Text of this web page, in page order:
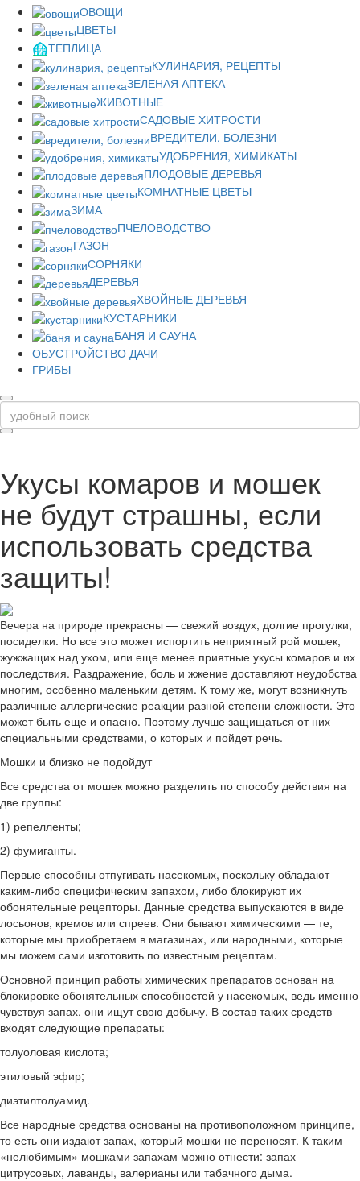
ОВОЩИ
ЦВЕТЫ
ТЕПЛИЦА
КУЛИНАРИЯ, РЕЦЕПТЫ
ЗЕЛЕНАЯ АПТЕКА
ЖИВОТНЫЕ
САДОВЫЕ ХИТРОСТИ
ВРЕДИТЕЛИ, БОЛЕЗНИ
УДОБРЕНИЯ, ХИМИКАТЫ
ПЛОДОВЫЕ ДЕРЕВЬЯ
КОМНАТНЫЕ ЦВЕТЫ
ЗИМА
ПЧЕЛОВОДСТВО
ГАЗОН
СОРНЯКИ
ДЕРЕВЬЯ
ХВОЙНЫЕ ДЕРЕВЬЯ
КУСТАРНИКИ
БАНЯ И САУНА
ОБУСТРОЙСТВО ДАЧИ
ГРИБЫ
Укусы комаров и мошек
не будут страшны, если
использовать средства
защиты!
Вечера на природе прекрасны — свежий воздух, долгие прогулки,
посиделки. Но все это может испортить неприятный рой мошек,
жужжащих над ухом, или еще менее приятные укусы комаров и их
последствия. Раздражение, боль и жжение доставляют неудобства
многим, особенно маленьким детям. К тому же, могут возникнуть
различные аллергические реакции разной степени сложности. Это
может быть еще и опасно. Поэтому лучше защищаться от них
специальными средствами, о которых и пойдет речь.
Мошки и близко не подойдут
Все средства от мошек можно разделить по способу действия на
две группы:
1) репелленты;
2) фумиганты.
Первые способны отпугивать насекомых, поскольку обладают
каким-либо специфическим запахом, либо блокируют их
обонятельные рецепторы. Данные средства выпускаются в виде
лосьонов, кремов или спреев. Они бывают химическими — те,
которые мы приобретаем в магазинах, или народными, которые
мы можем сами изготовить по известным рецептам.
Основной принцип работы химических препаратов основан на
блокировке обонятельных способностей у насекомых, ведь именно
чувствуя запах, они ищут свою добычу. В состав таких средств
входят следующие препараты:
толуоловая кислота;
этиловый эфир;
диэтилтолуамид.
Все народные средства основаны на противоположном принципе,
то есть они издают запах, который мошки не переносят. К таким
«нелюбимым» мошками запахам можно отнести: запах
цитрусовых, лаванды, валерианы или табачного дыма.